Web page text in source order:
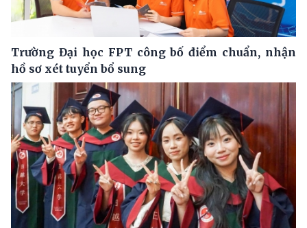
Trường Đại học FPT công bố điểm chuẩn, nhận
hồ sơ xét tuyển bổ sung